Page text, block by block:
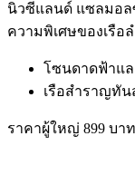
นิวซีแลนด์ แซลมอ
ความพิเศษของเรือ
โซนดาดฟ้าแ
เรือสำราญทั
ราคาผู้ใหญ่ 899 บา